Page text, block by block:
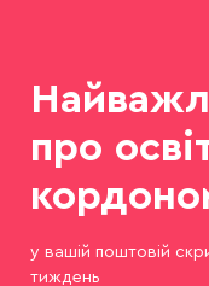
про
у вашій поштовій
тиждень